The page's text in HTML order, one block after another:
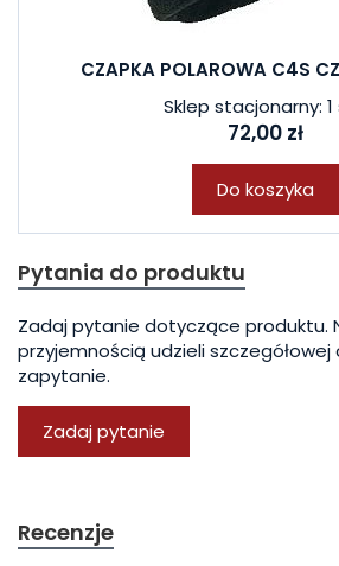
CZAPKA POLAROWA C4S
Sklep stacjonarny: 1
72,00 zł
Do koszyka
Pytania do produktu
Zadaj pytanie dotyczące produktu.
przyjemnością udzieli
zapytanie.
Zadaj pytanie
Recenzje